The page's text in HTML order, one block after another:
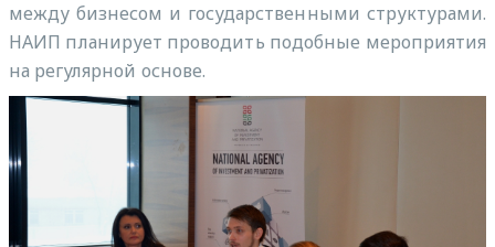
между бизнесом и государственными структурами.
НАИП планирует проводить подобные мероприятия
на регулярной основе.